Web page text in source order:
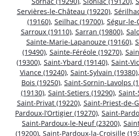
Servières-le-Château (19220),
(19160), Seilhac (19700), Ségur-le-
Sarroux (19110), Sarran (19800),
Sainte-Marie-Lapanouze (19160),
(19490), Sainte-Féréole (19270),
(19300), Saint-Ybard (19140), Saint-
Viance (19240), Saint-Sylvain (19380),
Bois (19250), Saint-Sornin-Lavolps
(19130), Saint-Setiers (19290), Saint-
Saint-Privat (19220), Saint-Priest-de-
Pardoux-l’Ortigier (19270), Saint-
Saint-Pardoux-le-Neuf (23200),
(19200), Saint-Pardoux-la-Croisille